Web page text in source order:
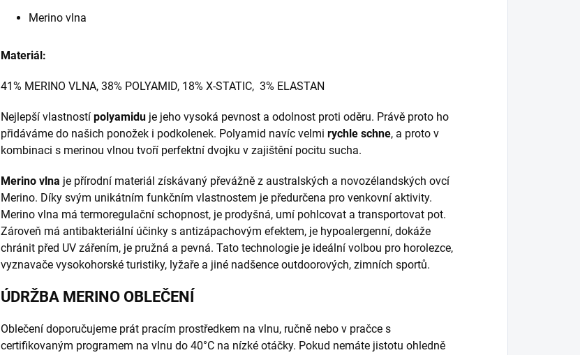
Merino vlna
Materiál:
41% MERINO VLNA, 38% POLYAMID, 18% X-STATIC, 3% ELASTAN
Nejlepší vlastností polyamidu je jeho vysoká pevnost a odolnost proti oděru. Právě proto ho
přidáváme do našich ponožek i podkolenek. Polyamid navíc velmi rychle schne, a proto v
kombinaci s merinou vlnou tvoří perfektní dvojku v zajištění pocitu sucha.
Merino vlna je přírodní materiál získávaný převážně z australských a novozélandských ovcí
Merino. Díky svým unikátním funkčním vlastnostem je předurčena pro venkovní aktivity.
Merino vlna má termoregulační schopnost, je prodyšná, umí pohlcovat a transportovat pot.
Zároveň má antibakteriální účinky s antizápachovým efektem, je hypoalergenní, dokáže
chránit před UV zářením, je pružná a pevná. Tato technologie je ideální volbou pro horolezce,
vyznavače vysokohorské turistiky, lyžaře a jiné nadšence outdoorových, zimních sportů.
ÚDRŽBA MERINO OBLEČENÍ
Oblečení doporučujeme prát pracím prostředkem na vlnu, ručně nebo v pračce s
certifikovaným programem na vlnu do 40°C na nízké otáčky. Pokud nemáte jistotu ohledně